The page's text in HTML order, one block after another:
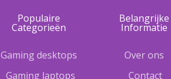
Populaire
Categorieën
Gaming desktops
Gaming laptops
Belangrijke
Informatie
Over ons
Contact